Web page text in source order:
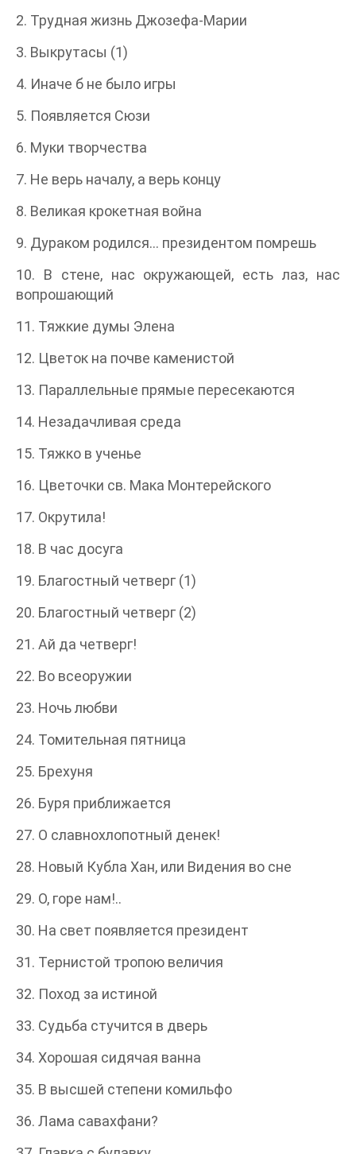
2. Трудная жизнь Джозефа-Марии
3. Выкрутасы (1)
4. Иначе б не было игры
5. Появляется Сюзи
6. Муки творчества
7. Не верь началу, а верь концу
8. Великая крокетная война
9. Дураком родился… президентом помрешь
10. В стене, нас окружающей, есть лаз, нас
вопрошающий
11. Тяжкие думы Элена
12. Цветок на почве каменистой
13. Параллельные прямые пересекаются
14. Незадачливая среда
15. Тяжко в ученье
16. Цветочки св. Мака Монтерейского
17. Окрутила!
18. В час досуга
19. Благостный четверг (1)
20. Благостный четверг (2)
21. Ай да четверг!
22. Во всеоружии
23. Ночь любви
24. Томительная пятница
25. Брехуня
26. Буря приближается
27. О славнохлопотный денек!
28. Новый Кубла Хан, или Видения во сне
29. О, горе нам!..
30. На свет появляется президент
31. Тернистой тропою величия
32. Поход за истиной
33. Судьба стучится в дверь
34. Хорошая сидячая ванна
35. В высшей степени комильфо
36. Лама савахфани?